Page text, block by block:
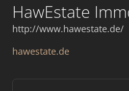
HawEstate
http://www.hawestate.de/
hawestate.de